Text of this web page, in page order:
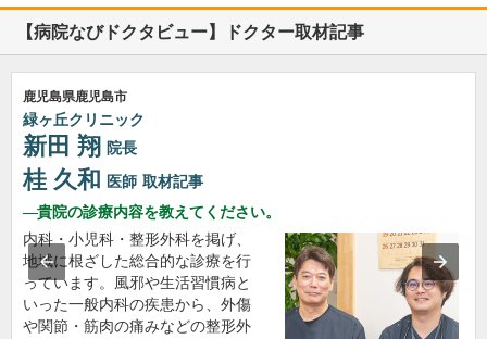
【病院なびドクタビュー】ドクター取材記事
鹿児島県鹿児島市
緑ヶ丘クリニック
新田 翔 院長
桂 久和 医師 取材記事
貴院の診療内容を教えてください。
内科・小児科・整形外科を掲げ、
地域に根ざした総合的な診療を行
っています。風邪や生活習慣病と
いった一般内科の疾患から、外傷
や関節・筋肉の痛みなどの整形外